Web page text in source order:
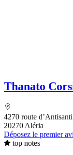
Thanato
4270 route d’Antisanti
20270 Aléria
Déposez le premier
top notes